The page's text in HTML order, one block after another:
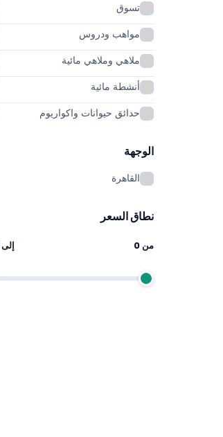
تسوق
مواهب ودروس
ملاهي وملاهي مائية
أنشطة مائية
حدائق حيوانات واكواريوم
الوجهة
القاهرة
نطاق السعر
من 0 إلى